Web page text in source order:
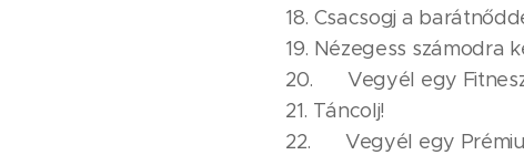
18. Csacsogj a
19. Nézegess számodra
20. 🎁 Vegyél egy
21. Táncolj!
22. 🎁 Vegyél egy